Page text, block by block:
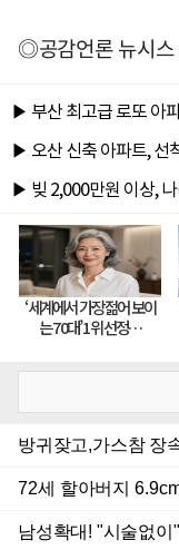
◎공감언론 뉴시스